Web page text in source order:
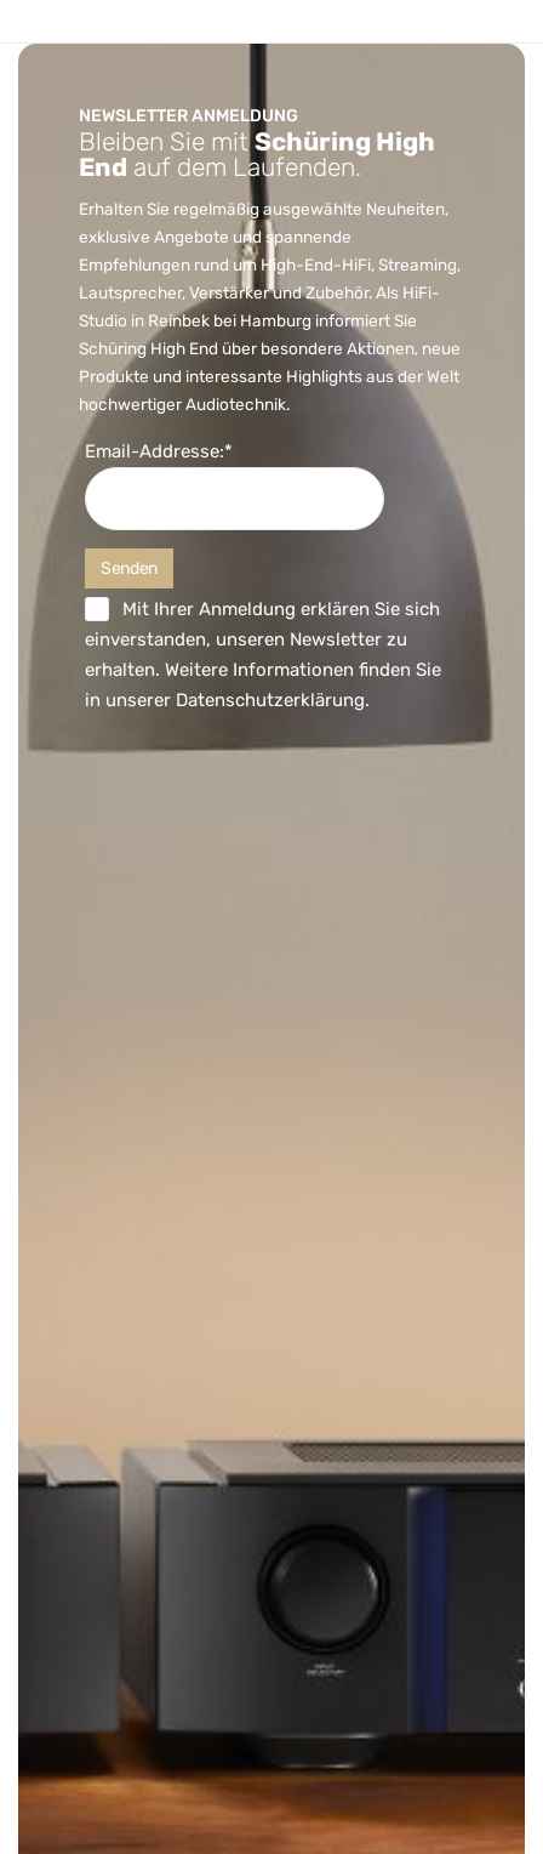
NEWSLETTER ANMELDUNG
Bleiben Sie mit Schüring High
End auf dem Laufenden.
Erhalten Sie regelmäßig ausgewählte Neuheiten,
exklusive Angebote und spannende
Empfehlungen rund um High-End-HiFi, Streaming,
Lautsprecher, Verstärker und Zubehör. Als HiFi-
Studio in Reinbek bei Hamburg informiert Sie
Schüring High End über besondere Aktionen, neue
Produkte und interessante Highlights aus der Welt
hochwertiger Audiotechnik.
Email-Addresse:*
Mit Ihrer Anmeldung erklären Sie sich
einverstanden, unseren Newsletter zu
erhalten. Weitere Informationen finden Sie
in unserer Datenschutzerklärung.